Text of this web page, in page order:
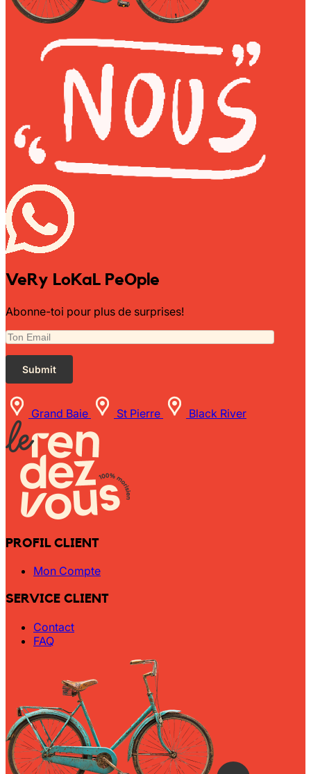
VeRy LoKaL PeOple
Abonne-toi pour plus de surprises!
Grand Baie St Pierre Black River
PROFIL CLIENT
Mon Compte
SERVICE CLIENT
Contact
FAQ